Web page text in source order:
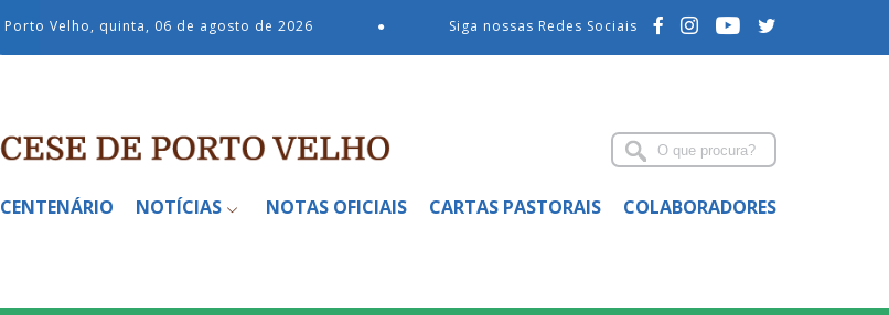
Porto Velho, quinta, 06 de agosto de 2026 ● Siga nossas Redes Sociais
CENTENÁRIO NOTÍCIAS NOTAS OFICIAIS CARTAS PASTORAIS COLABORADORES